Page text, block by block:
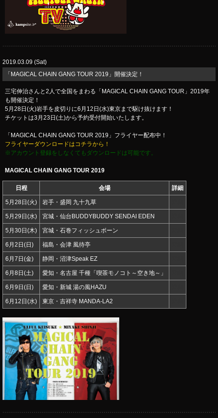
2019.03.09 (Sat)
「MAGICAL CHAIN GANG TOUR 2019」開催決定！
三宅伸治さんと2人で全国をまわる「MAGICAL CHAIN GANG TOUR」2019年
も開催決定！
5月28日(火)岩手を皮切りに6月12日(水)東京まで駆け抜けます！
チケットは3月23日(土)から予約受付開始いたします。
「MAGICAL CHAIN GANG TOUR 2019」フライヤー配布中！
フライヤーダウンロードはコチラから！
※アカウント登録をしなくてもダウンロードは可能です。
MAGICAL CHAIN GANG TOUR​ 2019
日程 会場 詳細
5月28日(火) 岩手・盛岡 九十九草
5月29日(水) 宮城・仙台BUDDYBUDDY SENDAI EDEN
5月30日(木) 宮城・石巻フィッシュボーン
6月2日(日) 福島・会津 風待亭
6月7日(金) 静岡・沼津Speak EZ
6月8日(土) 愛知・名古屋 千種「喫茶モノコト～空き地～」
6月9日(日) 愛知・新城 湯の風HAZU
6月12日(水) 東京・吉祥寺 MANDA-LA2